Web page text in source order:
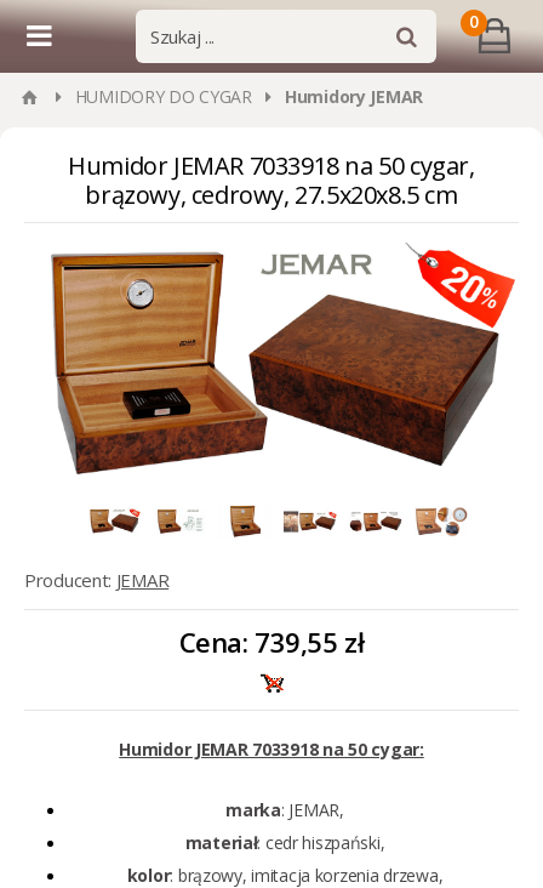
0
HUMIDORY DO CYGAR Humidory JEMAR
Humidor JEMAR 7033918 na 50 cygar,
brązowy, cedrowy, 27.5x20x8.5 cm
Producent: JEMAR
Cena: 739,55 zł
Humidor JEMAR 7033918 na 50 cygar:
marka: JEMAR,
materiał: cedr hiszpański,
kolor: brązowy, imitacja korzenia drzewa,